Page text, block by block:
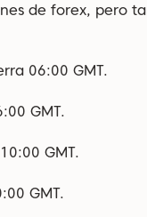
de forex, pero
06:00 GMT.
GMT.
GMT.
GMT.